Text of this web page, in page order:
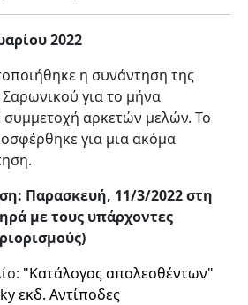
2022
η συνάντηση της
για το μήνα
αρκετών μελών. Το
για μια ακόμα
Παρασκευή, 11/3/2022 στη
με τους υπάρχοντες
"Κατάλογος απολεσθέντων"
εκδ. Αντίποδες